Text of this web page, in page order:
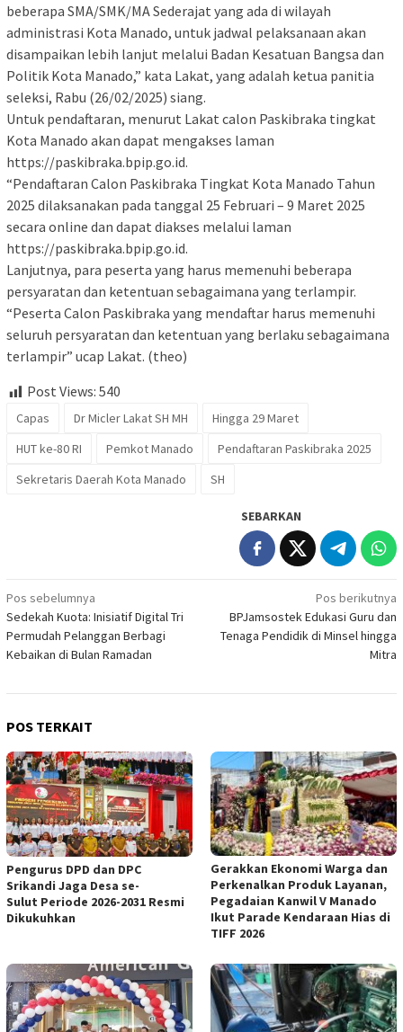
beberapa SMA/SMK/MA Sederajat yang ada di wilayah
administrasi Kota Manado, untuk jadwal pelaksanaan akan
disampaikan lebih lanjut melalui Badan Kesatuan Bangsa dan
Politik Kota Manado,” kata Lakat, yang adalah ketua panitia
seleksi, Rabu (26/02/2025) siang.
Untuk pendaftaran, menurut Lakat calon Paskibraka tingkat
Kota Manado akan dapat mengakses laman
https://paskibraka.bpip.go.id.
“Pendaftaran Calon Paskibraka Tingkat Kota Manado Tahun
2025 dilaksanakan pada tanggal 25 Februari – 9 Maret 2025
secara online dan dapat diakses melalui laman
https://paskibraka.bpip.go.id.
Lanjutnya, para peserta yang harus memenuhi beberapa
persyaratan dan ketentuan sebagaimana yang terlampir.
“Peserta Calon Paskibraka yang mendaftar harus memenuhi
seluruh persyaratan dan ketentuan yang berlaku sebagaimana
terlampir” ucap Lakat. (theo)
Post Views: 540
Capas Dr Micler Lakat SH MH
Hingga 29 Maret
HUT ke-80 RI
Pemkot Manado
Pendaftaran Paskibraka 2025
Sekretaris Daerah Kota Manado
SH
SEBARKAN
Navigasi
pos
Pos sebelumnya
Sedekah Kuota: Inisiatif Digital Tri
Permudah Pelanggan Berbagi
Kebaikan di Bulan Ramadan
Pos berikutnya
BPJamsostek Edukasi Guru dan
Tenaga Pendidik di Minsel hingga
Mitra
POS TERKAIT
Pengurus DPD dan DPC
Srikandi Jaga Desa se-
Sulut Periode 2026-2031 Resmi
Dikukuhkan
Gerakkan Ekonomi Warga dan
Perkenalkan Produk Layanan,
Pegadaian Kanwil V Manado
Ikut Parade Kendaraan Hias di
TIFF 2026